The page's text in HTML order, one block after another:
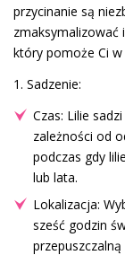
przycinanie są
zmaksymalizować
który pomoże Ci w
1. Sadzenie:
Czas: Lilie
zależności od
podczas gdy
lub lata.
Lokalizacja:
sześć godzin